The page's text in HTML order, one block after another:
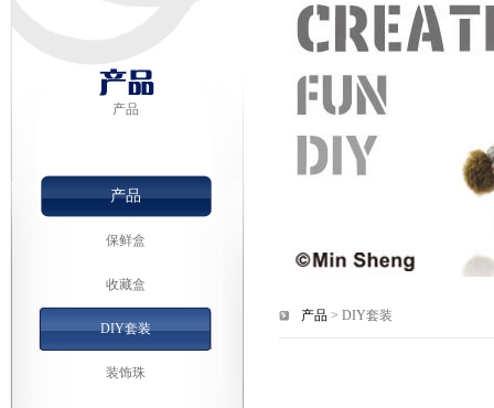
产品
产品
保鲜盒
收藏盒
DIY套装
装饰珠
产品 > DIY套装